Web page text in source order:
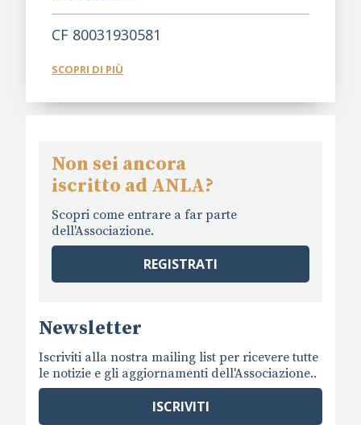
CF 80031930581
SCOPRI DI PIÙ
Non sei ancora
iscritto ad ANLA?
Scopri come entrare a far parte
dell'Associazione.
REGISTRATI
Newsletter
Iscriviti alla nostra mailing list per ricevere tutte
le notizie e gli aggiornamenti dell'Associazione..
ISCRIVITI